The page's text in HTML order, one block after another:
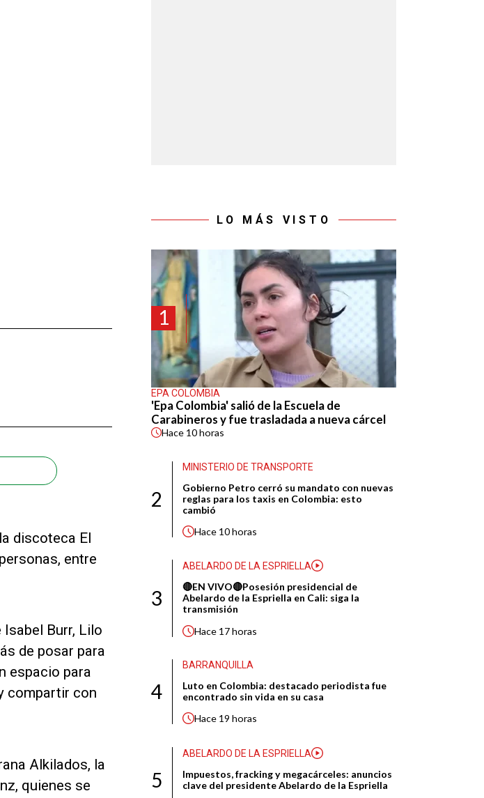
discoteca El
entre
Burr, Lilo
de posar para
espacio para
compartir con
Alkilados, la
quienes se
LO MÁS VISTO
1
EPA COLOMBIA
'Epa Colombia' salió de la Escuela de
Carabineros y fue trasladada a nueva cárcel
Hace 10 horas
2
MINISTERIO DE TRANSPORTE
Gobierno Petro cerró su mandato con nuevas
reglas para los taxis en Colombia: esto
cambió
Hace 10 horas
3
ABELARDO DE LA ESPRIELLA
🔴EN VIVO🔴Posesión presidencial de
Abelardo de la Espriella en Cali: siga la
transmisión
Hace 17 horas
4
BARRANQUILLA
Luto en Colombia: destacado periodista fue
encontrado sin vida en su casa
Hace 19 horas
5
ABELARDO DE LA ESPRIELLA
Impuestos, fracking y megacárceles: anuncios
clave del presidente Abelardo de la Espriella